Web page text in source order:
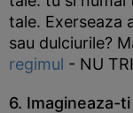
tale. Exerseaza
sau dulciurile?
regimul - NU
6. Imagineaza-